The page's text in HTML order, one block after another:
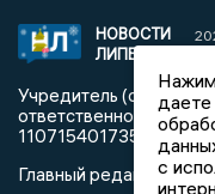
НОВОСТИ
ЛИПЕЦКА
Учредитель
ответственностью
1107154017354)
Главный редактор:
даете
с